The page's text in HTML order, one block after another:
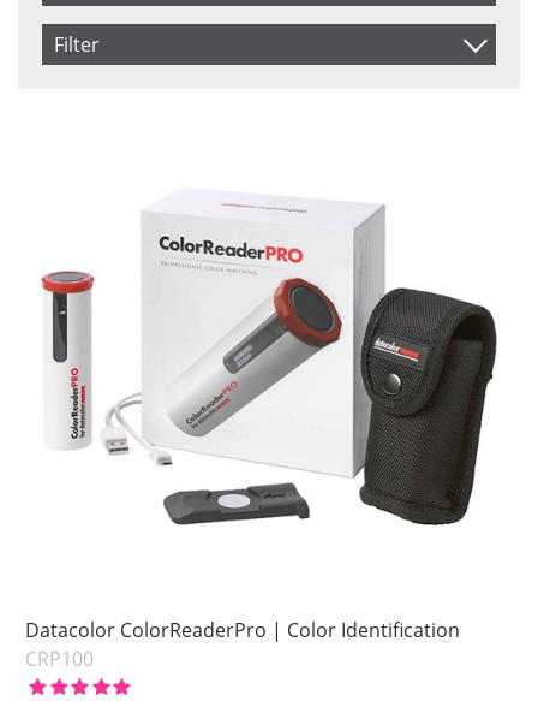
Benämning
Filter
Datacolor ColorReaderPro | Color Identification
CRP100